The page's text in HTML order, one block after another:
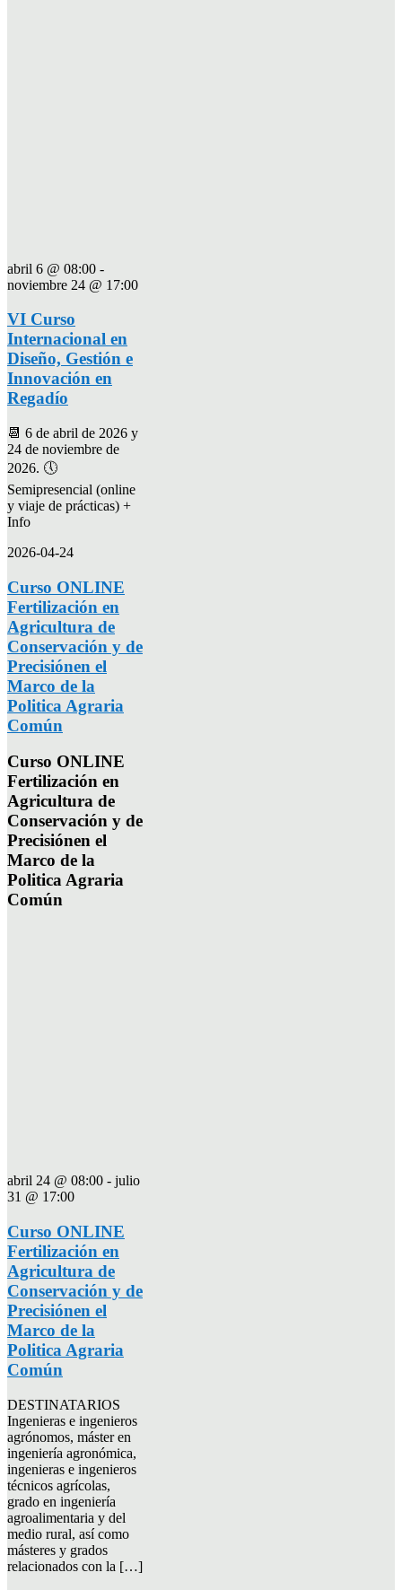
abril 6 @ 08:00 -
noviembre 24 @ 17:00
VI Curso
Internacional en
Diseño, Gestión e
Innovación en
Regadío
📆 6 de abril de 2026 y
24 de noviembre de
2026. 🕔
Semipresencial (online
y viaje de prácticas) +
Info
2026-04-24
Curso ONLINE
Fertilización en
Agricultura de
Conservación y de
Precisiónen el
Marco de la
Politica Agraria
Común
Curso ONLINE
Fertilización en
Agricultura de
Conservación y de
Precisiónen el
Marco de la
Politica Agraria
Común
abril 24 @ 08:00 - julio
31 @ 17:00
Curso ONLINE
Fertilización en
Agricultura de
Conservación y de
Precisiónen el
Marco de la
Politica Agraria
Común
DESTINATARIOS
Ingenieras e ingenieros
agrónomos, máster en
ingeniería agronómica,
ingenieras e ingenieros
técnicos agrícolas,
grado en ingeniería
agroalimentaria y del
medio rural, así como
másteres y grados
relacionados con la […]